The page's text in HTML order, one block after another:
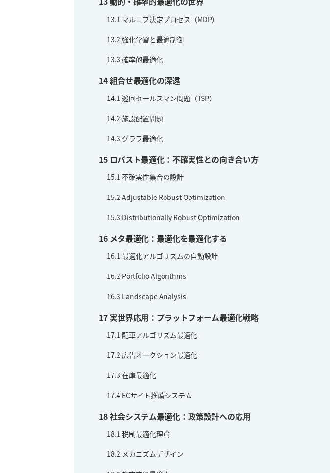
13.1 マルコフ決定プロセス（MDP）
13.2 強化学習と最適制御
13.3 確率的最適化
14組合せ最適化の深遠
14.1 巡回セールスマン問題（TSP）
14.2 施設配置問題
14.3 グラフ最適化
15 ロバスト最適化：不確実性との向き合い方
15.1 不確実性集合の設計
15.2 Adjustable Robust Optimization
15.3 Distributionally Robust Optimization
16 メタ最適化：最適化を最適化する
16.1 最適化アルゴリズムの自動設計
16.2 Portfolio Algorithms
16.3 Landscape Analysis
17 実世界応用：プラットフォーム最適化戦略
17.1 配車アルゴリズム最適化
17.2 広告オークション最適化
17.3 在庫最適化
17.4 ECサイト推薦システム
18社会システム最適化：政策設計への応用
18.1 税制最適化理論
18.2 メカニズムデザイン